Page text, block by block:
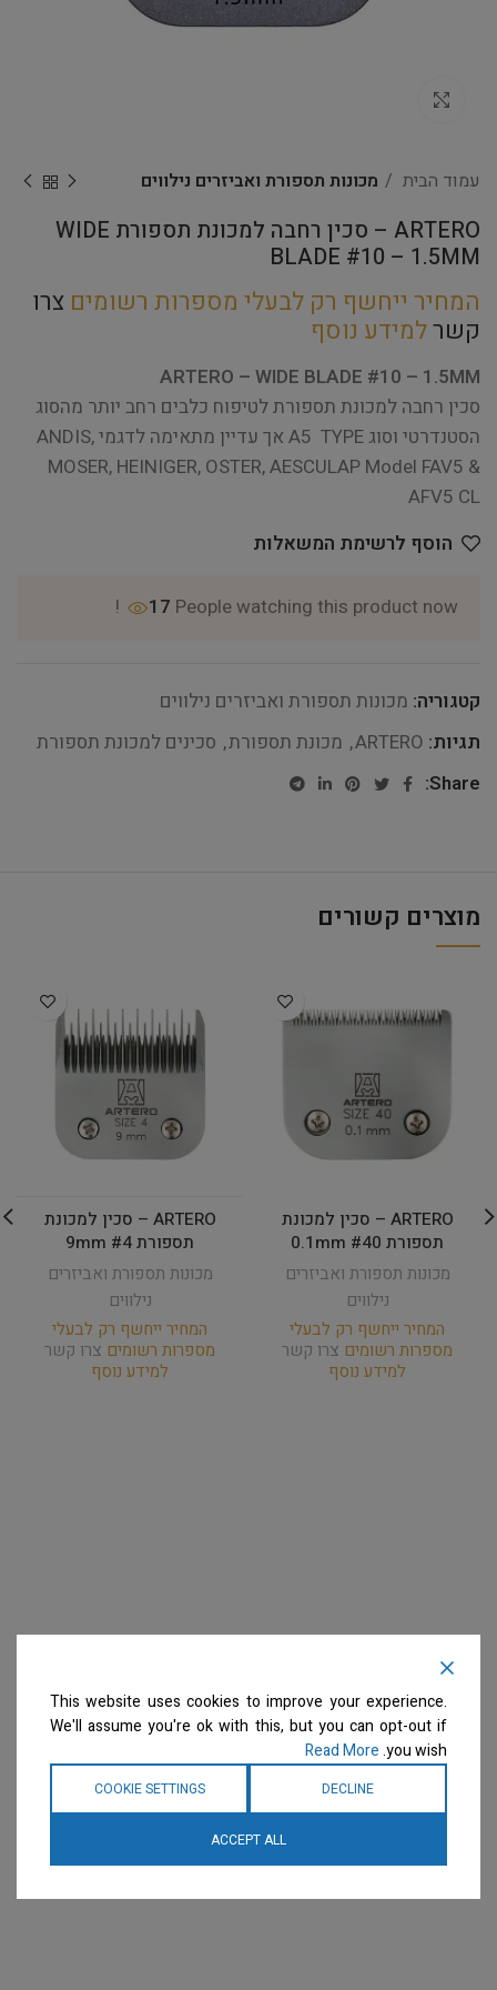
עמוד הבית מכונות תספורת ואביזרים נילווים
ARTERO – סכין רחבה למכונת תספורת WIDE
BLADE #10 – 1.5MM
המחיר ייחשף רק לבעלי מספרות רשומים צרו
קשרלמידע נוסף
ARTERO – WIDE BLADE #10 – 1.5MM
סכין רחבה למכונת תספורת לטיפוח כלבים רחב יותר מהסוג
הסטנדרטי וסוג A5 TYPE אך עדיין מתאימה לדגמי ANDIS,
MOSER, HEINIGER, OSTER, AESCULAP Model FAV5 &
AFV5 CL
הוסף לרשימת המשאלות
17 People watching this product now!
קטגוריה: מכונות תספורת ואביזרים נילווים
תגיות: ARTERO
, מכונת תספורת, סכינים למכונת תספורת
Share:
מוצרים קשורים
ARTERO – סכין למכונת
תספורת #40 0.1mm
מכונות תספורת ואביזרים
נילווים
המחיר ייחשף רק לבעלי
מספרות רשומים צרו קשר
למידע נוסף
ARTERO – סכין למכונת
תספורת #4 9mm
מכונות תספורת ואביזרים
נילווים
המחיר ייחשף רק לבעלי
מספרות רשומים צרו קשר
למידע נוסף
This website uses cookies to improve your experience.
We'll assume you're ok with this, but you can opt-out if
you wish.
Read More
DECLINE
COOKIE SETTINGS
ACCEPT ALL